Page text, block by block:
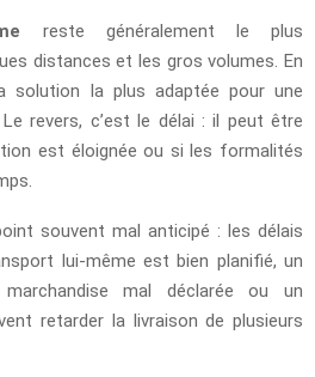
reste généralement le plus
distances et les gros volumes. En
solution la plus adaptée pour une
revers, c’est le délai : il peut être
est éloignée ou si les formalités
souvent mal anticipé : les délais
lui-même est bien planifié, un
mal déclarée ou un
retarder la livraison de plusieurs